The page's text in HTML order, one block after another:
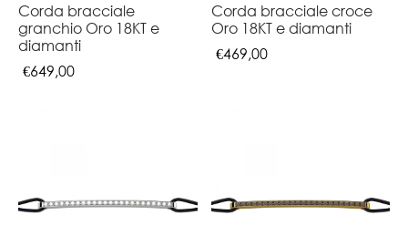
Corda bracciale
granchio Oro 18KT e
diamanti
€649,00
Corda bracciale croce
Oro 18KT e diamanti
€469,00